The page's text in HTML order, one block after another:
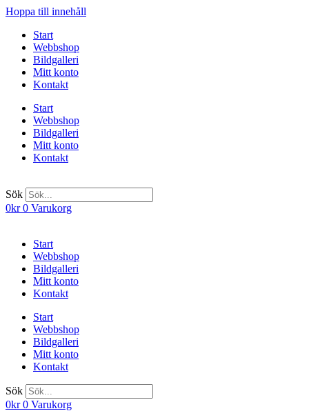
Hoppa till innehåll
Start
Webbshop
Bildgalleri
Mitt konto
Kontakt
Start
Webbshop
Bildgalleri
Mitt konto
Kontakt
Sök
0kr 0 Varukorg
Start
Webbshop
Bildgalleri
Mitt konto
Kontakt
Start
Webbshop
Bildgalleri
Mitt konto
Kontakt
Sök
0kr 0 Varukorg